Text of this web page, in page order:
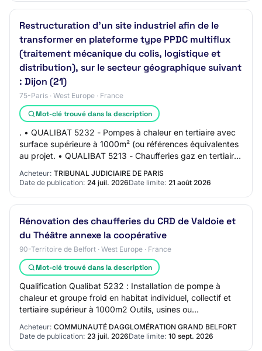
Restructuration d'un site industriel afin de le
transformer en plateforme type PPDC multiflux
(traitement mécanique du colis, logistique et
distribution), sur le secteur géographique suivant
: Dijon (21)
75-Paris · West Europe · France
Mot-clé trouvé dans la description
. • QUALIBAT 5232 - Pompes à chaleur en tertiaire avec
surface supérieure à 1000m² (ou références équivalentes
au projet. • QUALIBAT 5213 - Chaufferies gaz en tertiaire
Acheteur: TRIBUNAL JUDICIAIRE DE PARIS
Date de publication: 24 juil. 2026Date limite: 21 août 2026
Rénovation des chaufferies du CRD de Valdoie et
du Théâtre annexe la coopérative
90-Territoire de Belfort · West Europe · France
Mot-clé trouvé dans la description
Qualification Qualibat 5232 : Installation de pompe à
chaleur et groupe froid en habitat individuel, collectif et
tertiaire supérieur à 1000m2 Outils, usines ou
équipements techniques : Déclaration i…
Acheteur: COMMUNAUTÉ DAGGLOMÉRATION GRAND BELFORT
Date de publication: 23 juil. 2026Date limite: 10 sept. 2026